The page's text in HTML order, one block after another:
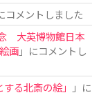
コメントしました
大英博物館日本
画」にコメントし
る北斎の絵」
」に